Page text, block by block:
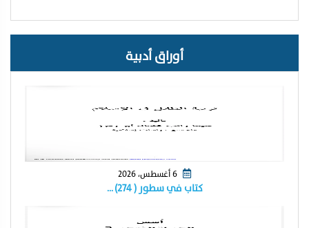
أوراق أدبية
كتاب في سطور ( ٢٧٤) …